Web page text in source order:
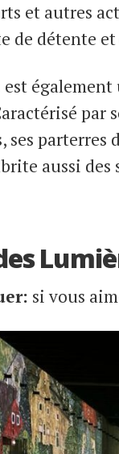
et autres
de détente
est
par
ses parterres
aussi des
si vous